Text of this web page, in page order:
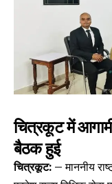
चित्रकूट में
बैठक हुई
चित्रकूट: – माननीय